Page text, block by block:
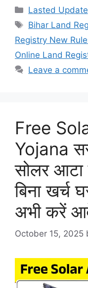
Categories
Lasted Update
Tags
Bihar Land
Registry New
Online Land
Leave a
Free
Yojana
सोलर आटा
बिना खर्च
अभी करें
October 15, 2025